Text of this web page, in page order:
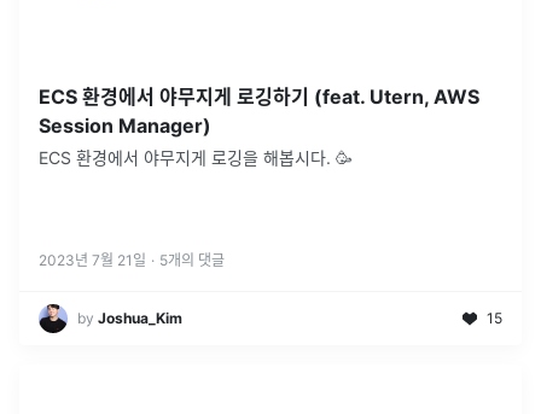
ECS 환경에서 야무지게 로깅하기 (feat. Utern, AWS
Session Manager)
ECS 환경에서 야무지게 로깅을 해봅시다. 🥳
2023년 7월 21일 · 5개의 댓글
by Joshua_Kim 15